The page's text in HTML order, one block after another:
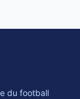
du football